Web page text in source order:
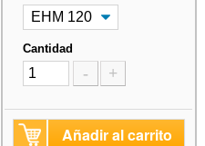
Cantidad
- +
Añadir al carrito